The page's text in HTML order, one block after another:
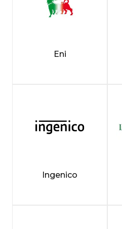
Eni
Ingenico